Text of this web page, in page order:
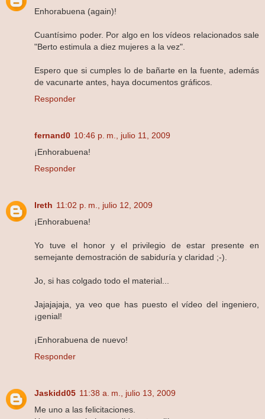
Enhorabuena (again)!
Cuantísimo poder. Por algo en los vídeos relacionados sale
"Berto estimula a diez mujeres a la vez".
Espero que si cumples lo de bañarte en la fuente, además
de vacunarte antes, haya documentos gráficos.
Responder
fernand0 10:46 p. m., julio 11, 2009
¡Enhorabuena!
Responder
Ireth 11:02 p. m., julio 12, 2009
¡Enhorabuena!
Yo tuve el honor y el privilegio de estar presente en
semejante demostración de sabiduría y claridad ;-).
Jo, si has colgado todo el material...
Jajajajaja, ya veo que has puesto el vídeo del ingeniero,
¡genial!
¡Enhorabuena de nuevo!
Responder
Jaskidd05 11:38 a. m., julio 13, 2009
Me uno a las felicitaciones.